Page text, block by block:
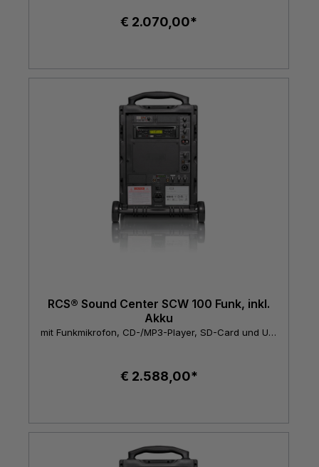
€ 2.070,00*
RCS® Sound Center SCW 100 Funk, inkl.
Akku
mit Funkmikrofon, CD-/MP3-Player, SD-Card und USB-Schnittstelle
€ 2.588,00*